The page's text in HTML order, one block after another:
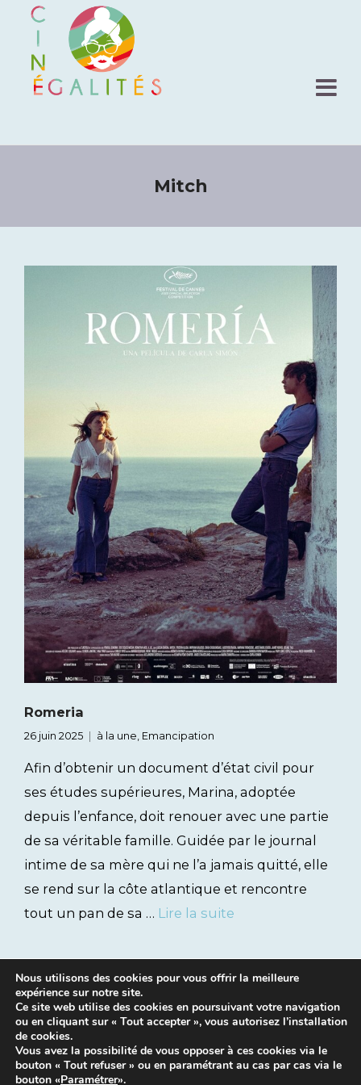
Mitch
Romeria
26 juin 2025 à la une, Emancipation
Afin d’obtenir un document d’état civil pour
ses études supérieures, Marina, adoptée
depuis l’enfance, doit renouer avec une partie
de sa véritable famille. Guidée par le journal
intime de sa mère qui ne l’a jamais quitté, elle
se rend sur la côte atlantique et rencontre
tout un pan de sa … Lire la suite
Mentions légales
Nous utilisons des cookies pour vous offrir la meilleure
expérience sur notre site.
Ce site web utilise des cookies en poursuivant votre navigation
ou en cliquant sur « Tout accepter », vous autorisez l’installation
de cookies.
Vous avez la possibilité de vous opposer à ces cookies via le
bouton « Tout refuser » ou en paramétrant au cas par cas via le
bouton «Paramétrer».